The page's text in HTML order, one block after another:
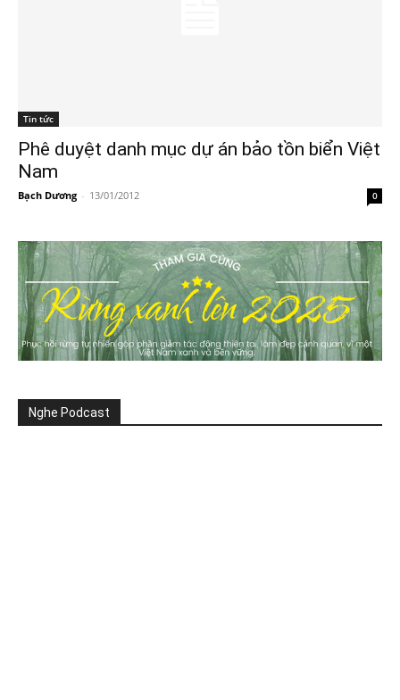
Tin tức
Phê duyệt danh mục dự án bảo tồn biển Việt
Nam
Bạch Dương - 13/01/2012 0
Nghe Podcast